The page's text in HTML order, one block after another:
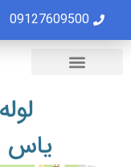
09127609500
یاس 09127609500